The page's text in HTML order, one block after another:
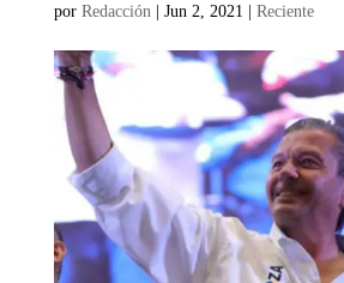
por Redacción | Jun 2, 2021 | Reciente